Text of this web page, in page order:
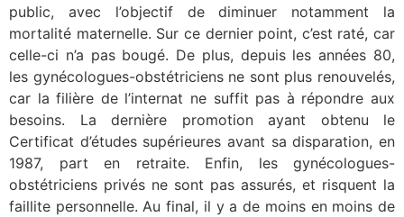
public, avec l’objectif de diminuer notamment la
mortalité maternelle. Sur ce dernier point, c’est raté, car
celle-ci n’a pas bougé. De plus, depuis les années 80,
les gynécologues-obstétriciens ne sont plus renouvelés,
car la filière de l’internat ne suffit pas à répondre aux
besoins. La dernière promotion ayant obtenu le
Certificat d’études supérieures avant sa disparation, en
1987, part en retraite. Enfin, les gynécologues-
obstétriciens privés ne sont pas assurés, et risquent la
faillite personnelle. Au final, il y a de moins en moins de